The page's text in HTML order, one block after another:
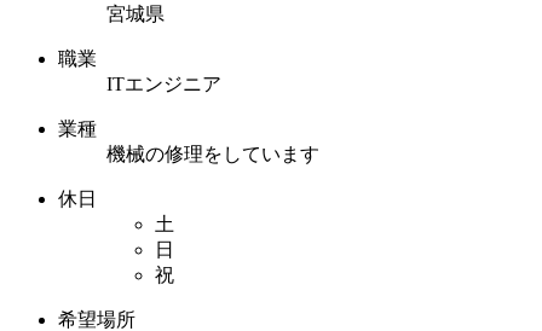
宮城県
職業
ITエンジニア
業種
機械の修理をしています
休日
土
日
祝
希望場所